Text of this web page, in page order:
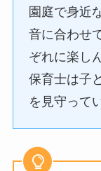
園庭で身近
音に合わせ
ぞれに楽し
保育士は子
を見守って